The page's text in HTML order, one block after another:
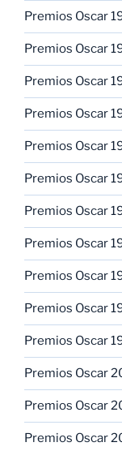
Premios Oscar
Premios Oscar
Premios Oscar
Premios Oscar
Premios Oscar
Premios Oscar
Premios Oscar
Premios Oscar
Premios Oscar
Premios Oscar
Premios Oscar
Premios Oscar
Premios Oscar
Premios Oscar